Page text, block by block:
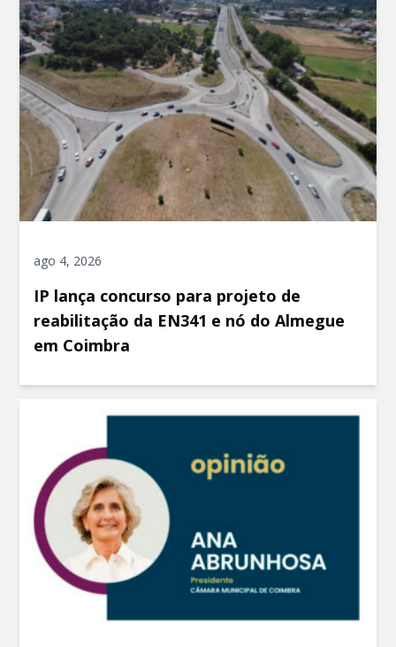
ago 4, 2026
IP lança concurso para projeto de
reabilitação da EN341 e nó do Almegue
em Coimbra